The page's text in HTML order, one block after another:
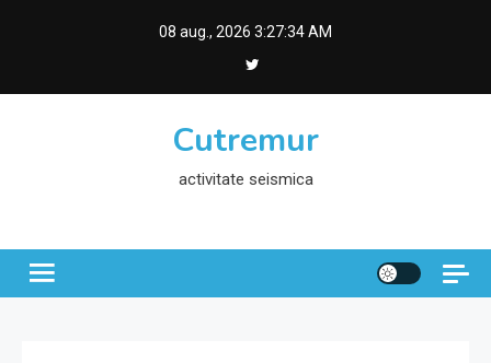
08 aug., 2026 3:27:35 AM
Cutremur
activitate seismica